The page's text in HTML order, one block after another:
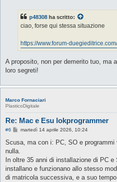
a
g
o
p48308 ha scritto:
ciao, forse qui stessa situazione
https://www.forum-
A proposito, non per demerito tuo, ma
loro segreti!
Marco Fornaciari
PlasticoDigitale
Re: Mac e Esu lokprogrammer
#6
M
s
a
g
i
o
martedì 14 aprile 2026, 10:24
Scusa, ma con i: PC, SO e
nulla.
In oltre 35 anni di installazione di PC
installano e funzionano allo stesso
di matricola successiva, e a suo